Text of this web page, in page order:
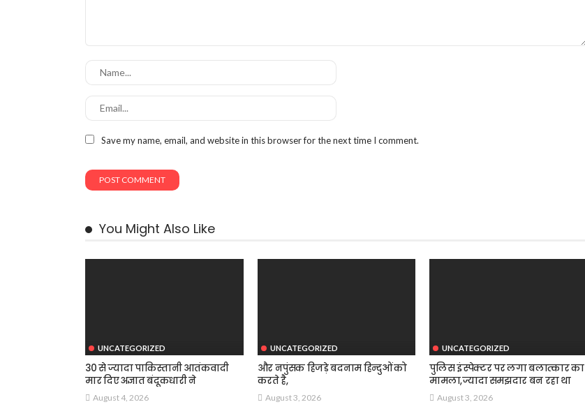
Save my name, email, and website in this browser for the next time I comment.
You Might Also Like
UNCATEGORIZED
30 से ज्यादा पाकिस्तानी आतंकवादी
मार दिए अज्ञात बंदूकधारी ने
August 4, 2026
UNCATEGORIZED
और नपुंसक हिजड़े बदनाम हिन्दुओं को
करते है,
August 3, 2026
UNCATEGORIZED
पुलिस इंस्पेक्टर पर लगा बलात्कार का
मामला,ज्यादा समझदार बन रहा था
August 3, 2026